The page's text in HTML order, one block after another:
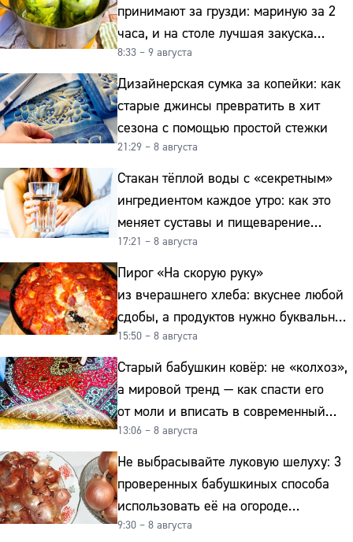
принимают за грузди: мариную за 2
часа, и на столе лучшая закуска
к картошке
8:33 – 9 августа
Дизайнерская сумка за копейки: как
старые джинсы превратить в хит
сезона с помощью простой стежки
21:29 – 8 августа
Стакан тёплой воды с «секретным»
ингредиентом каждое утро: как это
меняет суставы и пищеварение
после 50
17:21 – 8 августа
Пирог «На скорую руку»
из вчерашнего хлеба: вкуснее любой
сдобы, а продуктов нужно буквально
копейки
15:50 – 8 августа
Старый бабушкин ковёр: не «колхоз»,
а мировой тренд — как спасти его
от моли и вписать в современный
интерьер
13:06 – 8 августа
Не выбрасывайте луковую шелуху: 3
проверенных бабушкиных способа
использовать её на огороде
и для здоровья этой зимой
9:30 – 8 августа